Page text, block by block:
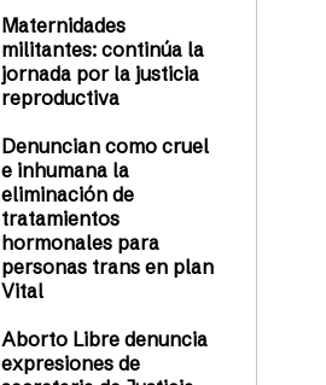
Maternidades
militantes: continúa la
jornada por la justicia
reproductiva
Denuncian como cruel
e inhumana la
eliminación de
tratamientos
hormonales para
personas trans en plan
Vital
Aborto Libre denuncia
expresiones de